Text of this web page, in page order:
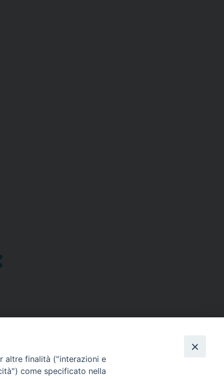
altre finalità ("interazioni e
come specificato nella